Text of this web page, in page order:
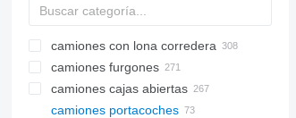
camiones con lona corredera
camiones furgones
camiones cajas abiertas
camiones portacoches